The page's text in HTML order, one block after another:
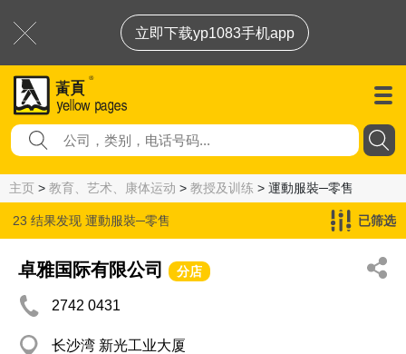
立即下载yp1083手机app
主页 > 教育、艺术、康体运动 > 教授及训练 > 運動服裝─零售
23 结果发现 運動服裝─零售 已筛选
卓雅国际有限公司 分店
2742 0431
长沙湾 新光工业大厦